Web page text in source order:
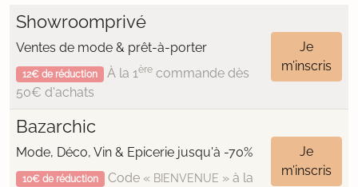
Showroomprivé
Ventes de mode & prêt-à-porter
12€ de réduction À la 1èrecommande dès
50€ d'achats
Je
m’inscris
Bazarchic
Mode, Déco, Vin & Epicerie jusqu'à -70%
10€ de réduction Code « BIENVENUE » à la
Je
m’inscris